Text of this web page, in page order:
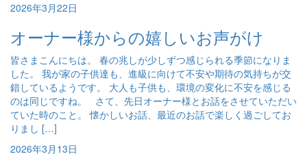
2026年3月22日
オーナー様からの嬉しいお声がけ
皆さまこんにちは。 春の兆しが少しずつ感じられる季節になりま
した。 我が家の子供達も、進級に向けて不安や期待の気持ちが交
錯しているようです。 大人も子供も、環境の変化に不安を感じる
のは同じですね。 さて、先日オーナー様とお話をさせていただい
ていた時のこと。 懐かしいお話、最近のお話で楽しく過ごしてお
りまし […]
2026年3月13日